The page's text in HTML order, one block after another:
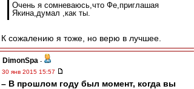
Очень я сомневаюсь,что Фе,приглашая
Якина,думал ,как ты.
К сожалению я тоже, но верю в лучшее.
DimonSpa -
30 янв 2015 15:57
– В прошлом году был момент, когда вы